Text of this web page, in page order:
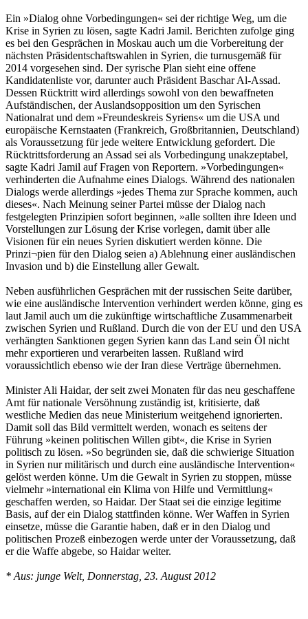
Ein »Dialog ohne Vorbedingungen« sei der richtige Weg, um die
Krise in Syrien zu lösen, sagte Kadri Jamil. Berichten zufolge ging
es bei den Gesprächen in Moskau auch um die Vorbereitung der
nächsten Präsidentschaftswahlen in Syrien, die turnusgemäß für
2014 vorgesehen sind. Der syrische Plan sieht eine offene
Kandidatenliste vor, darunter auch Präsident Baschar Al-Assad.
Dessen Rücktritt wird allerdings sowohl von den bewaffneten
Aufständischen, der Auslandsopposition um den Syrischen
Nationalrat und dem »Freundeskreis Syriens« um die USA und
europäische Kernstaaten (Frankreich, Großbritannien, Deutschland)
als Voraussetzung für jede weitere Entwicklung gefordert. Die
Rücktrittsforderung an Assad sei als Vorbedingung unakzeptabel,
sagte Kadri Jamil auf Fragen von Reportern. »Vorbedingungen«
verhinderten die Aufnahme eines Dialogs. Während des nationalen
Dialogs werde allerdings »jedes Thema zur Sprache kommen, auch
dieses«. Nach Meinung seiner Partei müsse der Dialog nach
festgelegten Prinzipien sofort beginnen, »alle sollten ihre Ideen und
Vorstellungen zur Lösung der Krise vorlegen, damit über alle
Visionen für ein neues Syrien diskutiert werden könne. Die
Prinzi¬pien für den Dialog seien a) Ablehnung einer ausländischen
Invasion und b) die Einstellung aller Gewalt.
Neben ausführlichen Gesprächen mit der russischen Seite darüber,
wie eine ausländische Intervention verhindert werden könne, ging es
laut Jamil auch um die zukünftige wirtschaftliche Zusammenarbeit
zwischen Syrien und Rußland. Durch die von der EU und den USA
verhängten Sanktionen gegen Syrien kann das Land sein Öl nicht
mehr exportieren und verarbeiten lassen. Rußland wird
voraussichtlich ebenso wie der Iran diese Verträge übernehmen.
Minister Ali Haidar, der seit zwei Monaten für das neu geschaffene
Amt für nationale Versöhnung zuständig ist, kritisierte, daß
westliche Medien das neue Ministerium weitgehend ignorierten.
Damit soll das Bild vermittelt werden, wonach es seitens der
Führung »keinen politischen Willen gibt«, die Krise in Syrien
politisch zu lösen. »So begründen sie, daß die schwierige Situation
in Syrien nur militärisch und durch eine ausländische Intervention«
gelöst werden könne. Um die Gewalt in Syrien zu stoppen, müsse
vielmehr »international ein Klima von Hilfe und Vermittlung«
geschaffen werden, so Haidar. Der Staat sei die einzige legitime
Basis, auf der ein Dialog stattfinden könne. Wer Waffen in Syrien
einsetze, müsse die Garantie haben, daß er in den Dialog und
politischen Prozeß einbezogen werde unter der Voraussetzung, daß
er die Waffe abgebe, so Haidar weiter.
* Aus: junge Welt, Donnerstag, 23. August 2012